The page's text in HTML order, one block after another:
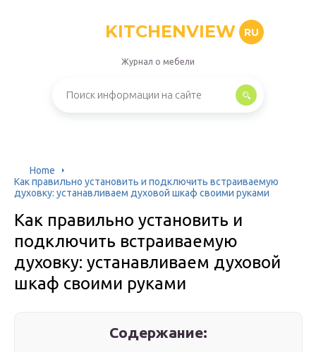
KITCHENVIEW RU
Журнал о мебели
Home
Как правильно установить и подключить встраиваемую
духовку: устанавливаем духовой шкаф своими руками
Как правильно установить и
подключить встраиваемую
духовку: устанавливаем духовой
шкаф своими руками
Содержание: